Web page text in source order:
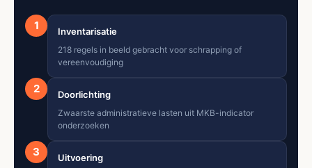
1 Inventarisatie
218 regels in beeld gebracht voor schrapping of
vereenvoudiging
2 Doorlichting
Zwaarste administratieve lasten uit MKB-indicator
onderzoeken
3 Uitvoering